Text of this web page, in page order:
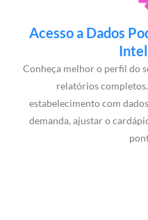
Acesso a Dados
Conheça melhor o perfil do
relatórios
estabelecimento com
demanda, ajustar o